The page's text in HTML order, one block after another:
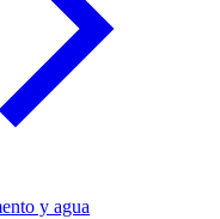
y agua